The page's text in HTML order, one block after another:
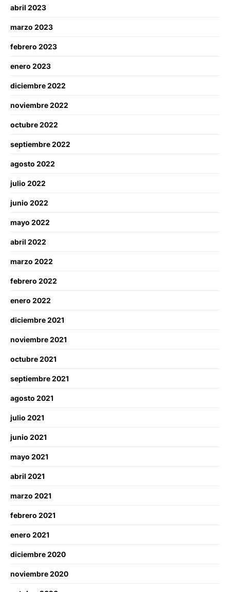
abril 2023
marzo 2023
febrero 2023
enero 2023
diciembre 2022
noviembre 2022
octubre 2022
septiembre 2022
agosto 2022
julio 2022
junio 2022
mayo 2022
abril 2022
marzo 2022
febrero 2022
enero 2022
diciembre 2021
noviembre 2021
octubre 2021
septiembre 2021
agosto 2021
julio 2021
junio 2021
mayo 2021
abril 2021
marzo 2021
febrero 2021
enero 2021
diciembre 2020
noviembre 2020